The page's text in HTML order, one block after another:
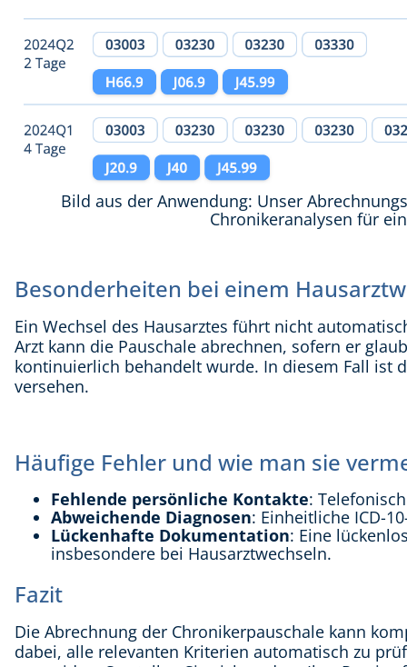
Bild aus der Anwendung: Unser
Chronikeranalysen für
Besonderheiten bei einem
Ein Wechsel des Hausarztes führt nicht
Arzt kann die Pauschale abrechnen, sofern er
kontinuierlich behandelt wurde. In diesem Fall ist
versehen.
Häufige Fehler und wie man sie
Fehlende persönliche Kontakte:
Abweichende Diagnosen: Einheitliche ICD-
Lückenhafte Dokumentation: Eine
insbesondere bei Hausarztwechseln.
Fazit
Die Abrechnung der Chronikerpauschale kann
dabei, alle relevanten Kriterien automatisch zu